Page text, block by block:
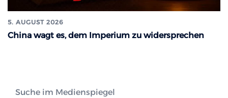
5. AUGUST 2026
China wagt es, dem Imperium zu widersprechen
Suche im Medienspiegel